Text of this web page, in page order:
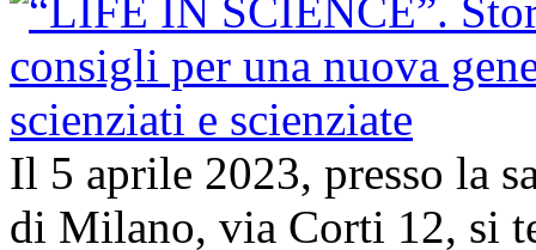
Il 5 aprile 2023, presso la
di Milano, via Corti 12, si